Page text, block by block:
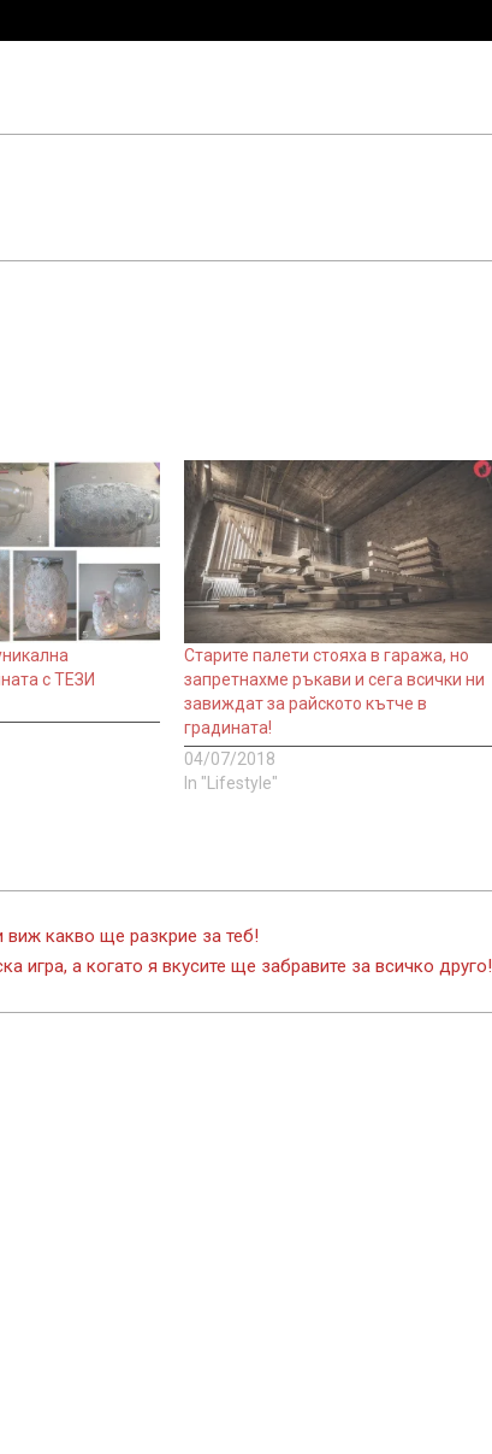
с ТЕЗИ
Старите палети стояха в гаража, но
запретнахме ръкави и сега всички ни
завиждат за райското кътче в
градината!
04/07/2018
In "Lifestyle"
виж какво ще разкрие за теб!
игра, а когато я вкусите ще забравите за всичко друго!